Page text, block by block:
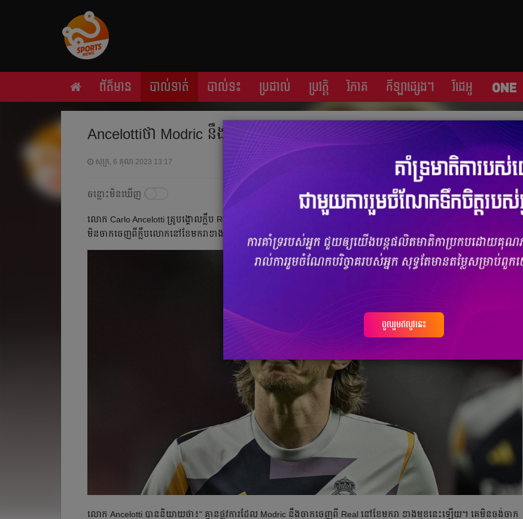
ព័ត៌មាន បាល់ទាត់ បាល់ទះ ប្រដាល់ ប្រវត្តិ​​ វិភាគ កីឡា​ផ្សេង​ៗ វីដេអូ
Ancelottiថា​ Modric នឹង​មិន​ចាកចេញ​ពី​ Real ឡើយ
សុក្រ, 6 តុលា 2023 13:17 ចំនួនមតិ0| ចំនួនចែករំលែក 0
ចន្លោះមិនឃើញ
លោក​ Carlo Ancelotti គ្រូបង្គោល​ក្លឹប​ Real Madrid បាន​និយាយ​ទៅ​កាន់​សារព័ត៌មាន​នៅ​ក្នុង​ថ្ងៃ​នេះ​ ខ្សែបម្រើ​ Luka Modric នឹង​
មិន​ចាកចេញ​ពី​ក្លឹប​លោក​នៅ​ខែ​មករា​ខាង​មុខ​នេះ​ឡើយ​។
លោក​ Ancelotti បាន​និយាយ​ថា​៖" គ្មាន​ផ្លូវការ​ដែល​ Modric នឹង​ចាកចេញ​ពី​ Real នៅ​ខែ​មករា​ ខាង​មុខ​នេះ​ឡើយ​។ គេ​មិន​ចង់​ចាក
ចូលរួមឥលូវនេះ